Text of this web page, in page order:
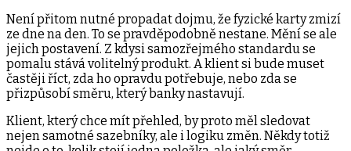
Není přitom nutné propadat dojmu, že fyzické karty zmizí
ze dne na den. To se pravděpodobně nestane. Mění se ale
jejich postavení. Z kdysi samozřejmého standardu se
pomalu stává volitelný produkt. A klient si bude muset
častěji říct, zda ho opravdu potřebuje, nebo zda se
přizpůsobí směru, který banky nastavují.
Klient, který chce mít přehled, by proto měl sledovat
nejen samotné sazebníky, ale i logiku změn. Někdy totiž